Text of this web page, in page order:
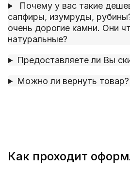
Почему у вас такие
сапфиры, изумруды,
очень дорогие камни. Они
натуральные?
Предоставляете ли Вы
Можно ли вернуть товар?
Как проходит